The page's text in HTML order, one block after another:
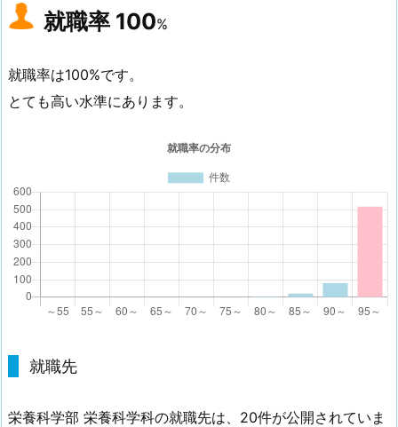
就職率 100%
就職率は100%です。
とても高い水準にあります。
就職先
栄養科学部 栄養科学科の就職先は、20件が公開されていま